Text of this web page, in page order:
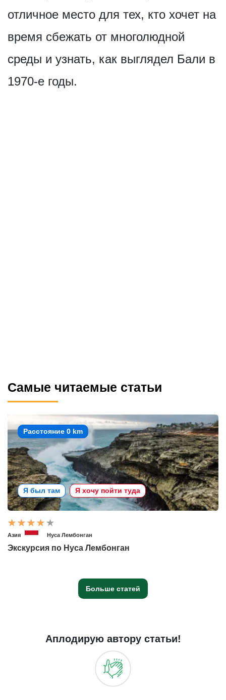
отличное место для тех, кто хочет на
время сбежать от многолюдной
среды и узнать, как выглядел Бали в
1970-е годы.
Самые читаемые статьи
Расстояние 0 km
Я был там Я хочу пойти туда
Азия Нуса Лембонган
Экскурсия по Нуса Лембонган
Больше статей
Аплодирую автору статьи!